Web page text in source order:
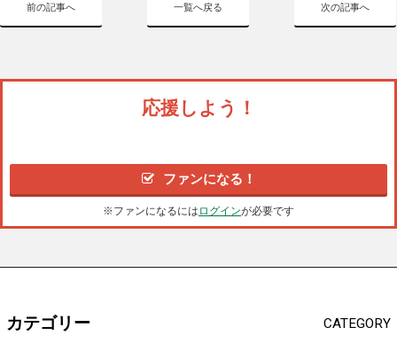
前の記事へ 一覧へ戻る 次の記事へ
応援しよう！
ファンになる！
※ファンになるには ログインが必要です
カテゴリー CATEGORY